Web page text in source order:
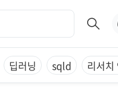
딥러닝 sqld 리서치